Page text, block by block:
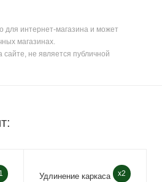
для интернет-магазина и может
магазинах.
не является публичной
x2
Удлинение каркаса